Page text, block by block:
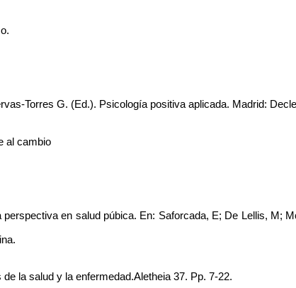
Torres G. (Ed.). Psicología positiva aplicada. Madrid:
al cambio
en salud púbica. En: Saforcada, E; De Lellis, M;
la salud y la enfermedad.Aletheia 37. Pp. 7-22.